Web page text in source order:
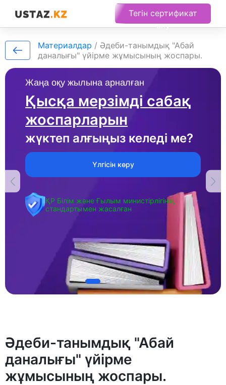
Тегін сертификат
алу
Жаңа оқу жылына арналған
Қысқа мерзімді сабақ
жоспарларын
жүктеп алғыңыз келеді ме?
Үлгісін көру
ҚР Білім және Ғылым министірлігінің
стандартымен жасалған
Материалдар / Әдеби-танымдық "Абай
даналығы" үйірме жұмысының жоспары.
Әдеби-танымдық "Абай
даналығы" үйірме
жұмысының жоспары.